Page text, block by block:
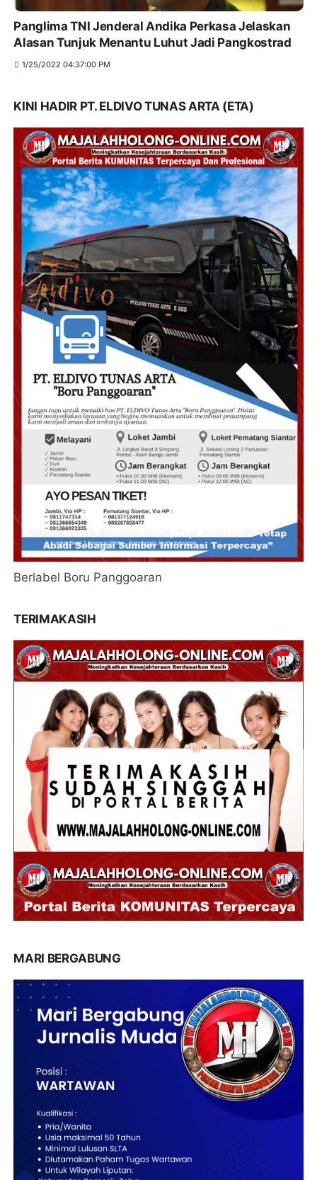
Panglima TNI Jenderal Andika Perkasa Jelaskan
Alasan Tunjuk Menantu Luhut Jadi Pangkostrad
1/25/2022 04:37:00 PM
KINI HADIR PT. ELDIVO TUNAS ARTA (ETA)
Berlabel Boru Panggoaran
TERIMAKASIH
MARI BERGABUNG